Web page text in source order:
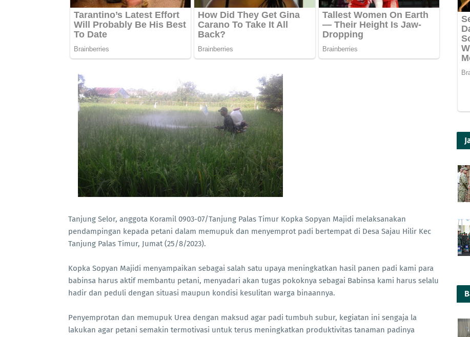
Tanjung Selor, anggota Koramil 0903-07/Tanjung Palas Timur Kopka Sopyan Majidi melaksanakan
pendampingan kepada petani dalam memupuk dan menyemprot padi bertempat di Desa Sajau Hilir Kec
Tanjung Palas Timur, Jumat (25/8/2023).
Kopka Sopyan Majidi menyampaikan sebagai salah satu upaya meningkatkan hasil panen padi kami para
babinsa harus aktif membantu petani, menyadari akan tugas pokoknya sebagai Babinsa kami harus selalu
hadir dan peduli dengan situasi maupun kondisi kesulitan warga binaannya.
Penyemprotan dan memupuk Urea dengan maksud agar padi tumbuh subur, kegiatan ini sengaja la
lakukan agar petani semakin termotivasi untuk terus meningkatkan produktivitas tanaman padinya